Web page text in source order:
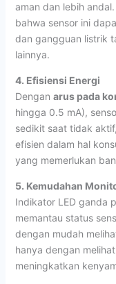
aman dan lebih
bahwa sensor ini
dan gangguan listrik
lainnya.
4. Efisiensi Energi
Dengan arus pada
hingga 0.5 mA),
sedikit saat tidak
efisien dalam hal
yang memerlukan
5. Kemudahan
Indikator LED ganda
memantau status
dengan mudah
hanya dengan
meningkatkan